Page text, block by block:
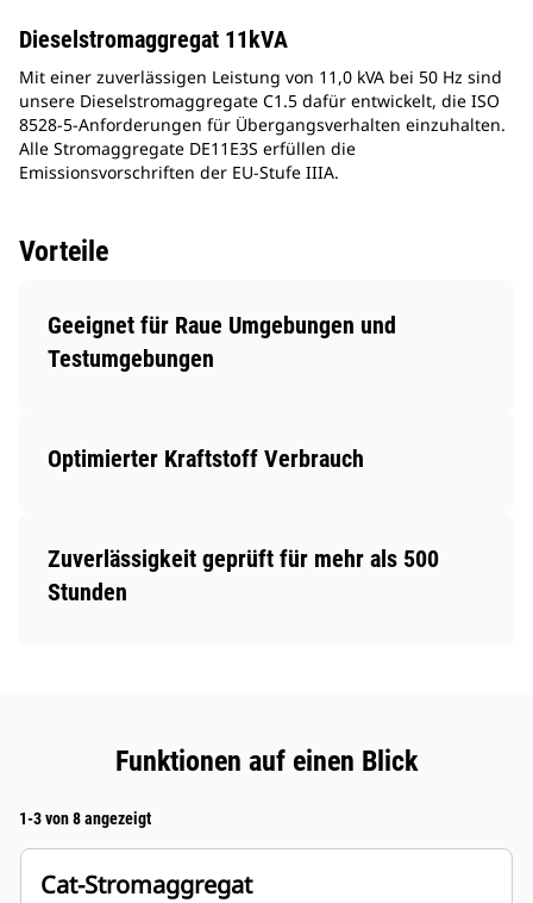
Dieselstromaggregat 11kVA
Mit einer zuverlässigen Leistung von 11,0 kVA bei 50 Hz sind
unsere Dieselstromaggregate C1.5 dafür entwickelt, die ISO
8528-5-Anforderungen für Übergangsverhalten einzuhalten.
Alle Stromaggregate DE11E3S erfüllen die
Emissionsvorschriften der EU-Stufe IIIA.
Vorteile
Geeignet für Raue Umgebungen und
Testumgebungen
Optimierter Kraftstoff Verbrauch
Zuverlässigkeit geprüft für mehr als 500
Stunden
Funktionen auf einen Blick
1-3 von 8 angezeigt
Cat-Stromaggregat